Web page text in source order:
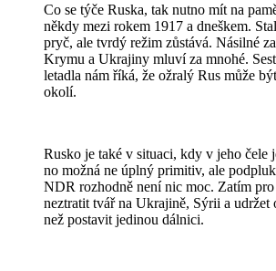
Co se týče Ruska, tak nutno mít na
někdy mezi rokem 1917 a dneškem.
pryč, ale tvrdý režim zůstává. Násilné
Krymu a Ukrajiny mluví za mnohé.
letadla nám říká, že ožralý Rus může
okolí.
Rusko je také v situaci, kdy v jeho čele
no možná ne úplný primitiv, ale
NDR rozhodně není nic moc. Zatím
neztratit tvář na Ukrajině, Sýrii a udržet
než postavit jedinou dálnici.